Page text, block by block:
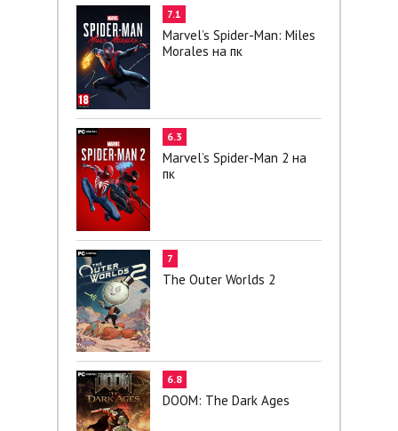
7.1
Marvel’s Spider-Man: Miles
Morales на пк
6.3
Marvel’s Spider-Man 2 на
пк
7
The Outer Worlds 2
6.8
DOOM: The Dark Ages